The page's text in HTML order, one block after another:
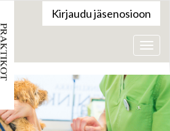
Kirjaudu jäsenosioon